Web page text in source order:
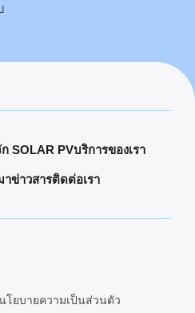
SOLAR PVบริการของเรา
าข่าวสารติดต่อเรา
โยบายความเป็นส่วนตัว